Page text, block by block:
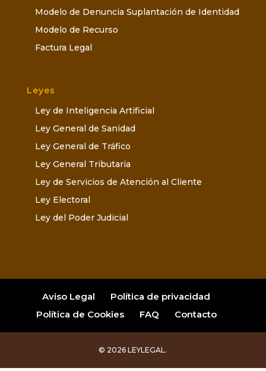
Modelo de Denuncia Suplantación de Identidad
Modelo de Recurso
Factura Legal
Leyes
Ley de Inteligencia Artificial
Ley General de Sanidad
Ley General de Tráfico
Ley General Tributaria
Ley de Servicios de Atención al Cliente
Ley Electoral
Ley del Poder Judicial
Aviso Legal
Política de privacidad
Política de Cookies
FAQ Contacto
© 2026 LEYLEGAL.